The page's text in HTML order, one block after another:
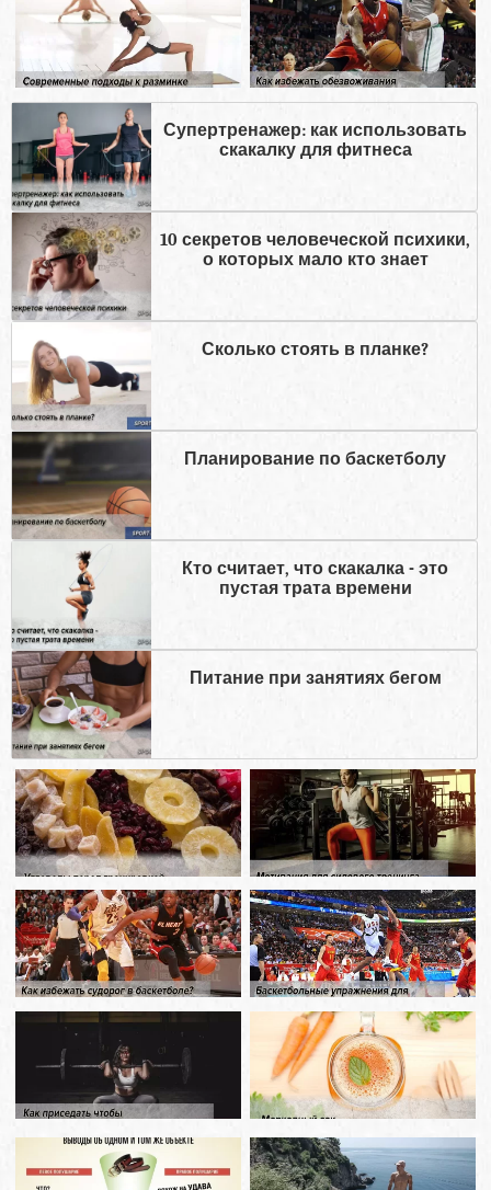
Супертренажер: как использовать
скакалку для фитнеса
10 секретов человеческой психики,
о которых мало кто знает
Сколько стоять в планке?
Планирование по баскетболу
Кто считает, что скакалка - это
пустая трата времени
Питание при занятиях бегом